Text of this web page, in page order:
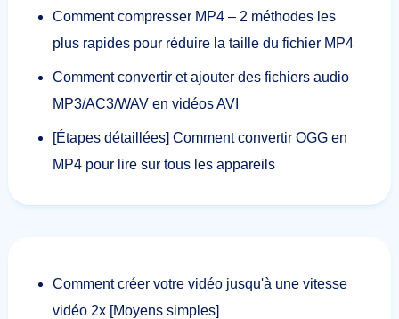
Comment compresser MP4 – 2 méthodes les
plus rapides pour réduire la taille du fichier MP4
Comment convertir et ajouter des fichiers audio
MP3/AC3/WAV en vidéos AVI
[Étapes détaillées] Comment convertir OGG en
MP4 pour lire sur tous les appareils
Comment créer votre vidéo jusqu'à une vitesse
vidéo 2x [Moyens simples]